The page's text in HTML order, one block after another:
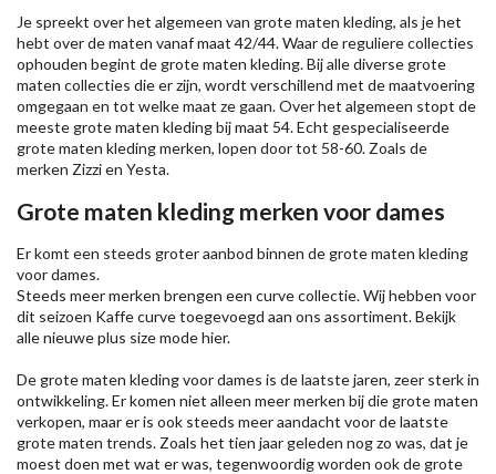
Je spreekt over het algemeen van grote maten kleding, als je het
hebt over de maten vanaf maat 42/44. Waar de reguliere collecties
ophouden begint de grote maten kleding. Bij alle diverse grote
maten collecties die er zijn, wordt verschillend met de maatvoering
omgegaan en tot welke maat ze gaan. Over het algemeen stopt de
meeste grote maten kleding bij maat 54. Echt gespecialiseerde
grote maten kleding merken, lopen door tot 58-60. Zoals de
merken Zizzien Yesta.
Grote maten kleding merken voor dames
Er komt een steeds groter aanbod binnen de grote maten kleding
voor dames.
Steeds meer merken brengen een curve collectie. Wij hebben voor
dit seizoen Kaffecurve toegevoegd aan ons assortiment. Bekijk
alle nieuweplus size modehier.
De grote maten kleding voor dames is de laatste jaren, zeer sterk in
ontwikkeling. Er komen niet alleen meer merken bij die grote maten
verkopen, maar er is ook steeds meer aandacht voor de laatste
grote maten trends. Zoals het tien jaar geleden nog zo was, dat je
moest doen met wat er was, tegenwoordig worden ook de grote